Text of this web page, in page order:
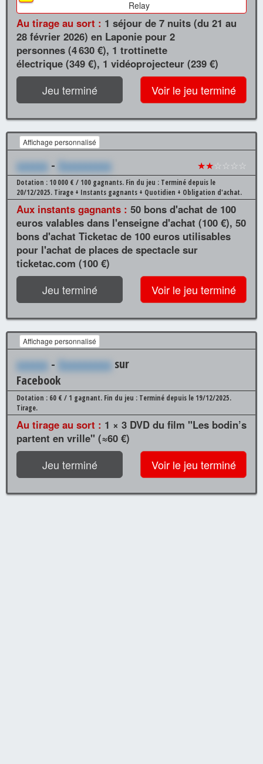
Relay
Au tirage au sort : 1 séjour de 7 nuits (du 21 au
28 février 2026) en Laponie pour 2
personnes (4 630 €), 1 trottinette
électrique (349 €), 1 vidéoprojecteur (239 €)
Jeu terminé Voir le jeu terminé
Affichage personnalisé
xxxxxx - Xxxxxxxxxx ★★☆☆☆☆
Dotation : 10 000 € / 100 gagnants. Fin du jeu : Terminé depuis le
20/12/2025. Tirage + Instants gagnants + Quotidien + Obligation d'achat.
Aux instants gagnants : 50 bons d'achat de 100
euros valables dans l'enseigne d'achat (100 €), 50
bons d'achat Ticketac de 100 euros utilisables
pour l'achat de places de spectacle sur
ticketac.com (100 €)
Jeu terminé Voir le jeu terminé
Affichage personnalisé
xxxxxx - Xxxxxxxxxx sur
Facebook
Dotation : 60 € / 1 gagnant. Fin du jeu : Terminé depuis le 19/12/2025.
Tirage.
Au tirage au sort : 1 × 3 DVD du film "Les bodin’s
partent en vrille" (≈60 €)
Jeu terminé Voir le jeu terminé